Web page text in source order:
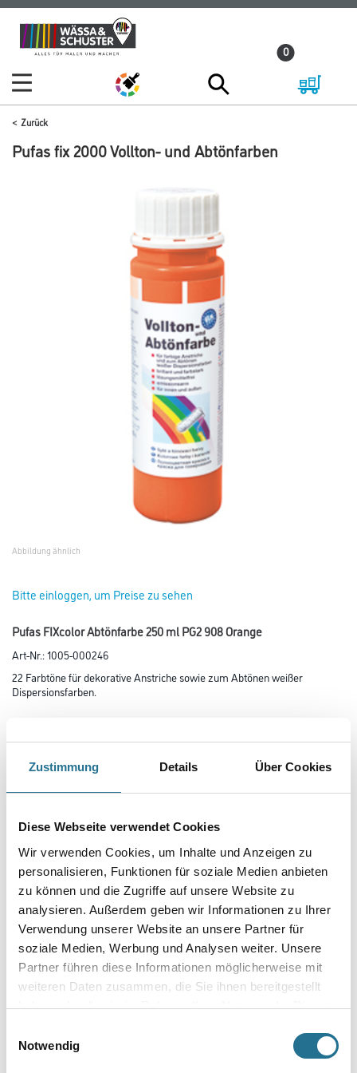
Zustimmung Details Über Cookies
Diese Webseite verwendet Cookies
Wir verwenden Cookies, um Inhalte und Anzeigen zu
personalisieren, Funktionen für soziale Medien anbieten
zu können und die Zugriffe auf unsere Website zu
analysieren. Außerdem geben wir Informationen zu Ihrer
Verwendung unserer Website an unsere Partner für
soziale Medien, Werbung und Analysen weiter. Unsere
Partner führen diese Informationen möglicherweise mit
weiteren Daten zusammen, die Sie ihnen bereitgestellt
haben oder die sie im Rahmen Ihrer Nutzung der Dienste
Notwendig
Zum
Inhalt
Zum
Navigationsmenü
0
Zurück
Pufas fix 2000 Vollton- und Abtönfarben
Abbildung ähnlich
Bitte einloggen, um Preise zu sehen
Pufas FIXcolor Abtönfarbe 250 ml PG2 908 Orange
Art-Nr.:1005-000246
22 Farbtöne für dekorative Anstriche sowie zum Abtönen weißer
Dispersionsfarben.
Gebinde
Umrechnungsfaktoren